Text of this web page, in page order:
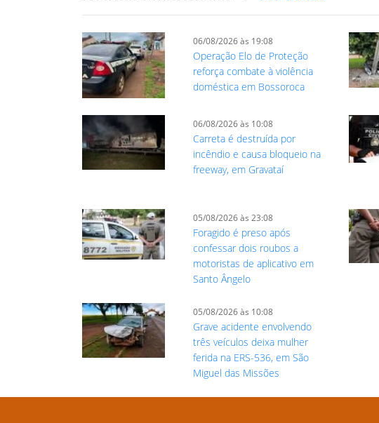
06/08/2026 às 19:08
Operação Elo de Proteção
reforça combate à violência
doméstica em Bossoroca
06/08/2026 às 10:08
Carreta é destruída por
incêndio e causa bloqueio na
freeway, em Gravataí
05/08/2026 às 23:08
Foragido é preso após
confessar dois roubos a
motoristas de aplicativo em
Santo Ângelo
05/08/2026 às 10:08
Grave acidente envolvendo
três veículos deixa mulher
ferida na ERS-536, em São
Miguel das Missões